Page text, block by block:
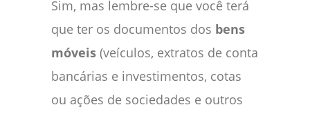
Sim, mas lembre-se que você terá
que ter os documentos dos bens
móveis (veículos, extratos de conta
bancárias e investimentos, cotas
ou ações de sociedades e outros